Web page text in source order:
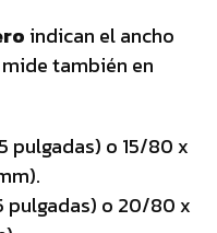
indican el ancho
también en
pulgadas) o 15/80 x
pulgadas) o 20/80 x